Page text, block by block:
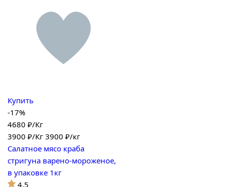
Купить
-17%
4680 ₽/Кг
3900 ₽/Кг 3900 ₽/кг
Салатное мясо краба
стригуна варено-мороженое,
в упаковке 1кг
4.5